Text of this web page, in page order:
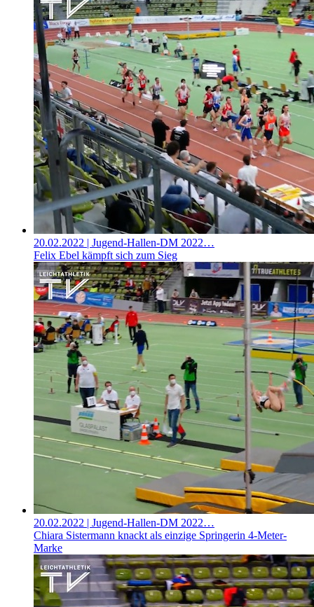
20.02.2022 | Jugend-Hallen-DM 2022…
Felix Ebel kämpft sich zum Sieg
20.02.2022 | Jugend-Hallen-DM 2022…
Chiara Sistermann knackt als einzige Springerin 4-Meter-
Marke